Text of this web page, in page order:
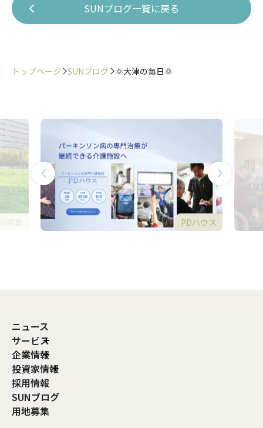
SUNブログ一覧に戻る
トップページ SUNブログ 🌞大津の毎日🌞
PDハウス
ニュース
サービス
企業情報
投資家情報
採用情報
SUNブログ
用地募集